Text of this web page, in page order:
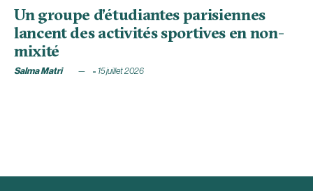
Un groupe d’étudiantes parisiennes
lancent des activités sportives en non-
mixité
Salma Matri 15 juillet 2026